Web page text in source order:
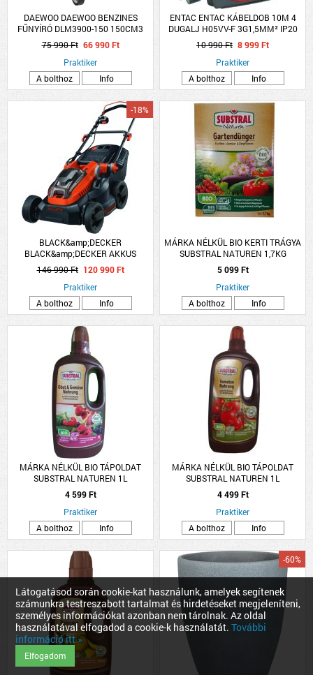
Látogatásod során cookie-kat használunk, amelyek segítenek
számunkra testreszabott tartalmat és hirdetéseket megjeleníteni,
személyes információkat azonban nem tárolnak. Az oldal
használatával elfogadod a cookie-k használatát. További
információ itt »
Elfogadom
DAEWOO DAEWOO BENZINES
FŰNYÍRÓ DLM3900-150 150CM3
39CM 35L
75 990 Ft 66 990 Ft
Praktiker
A bolthoz
Info
ENTAC ENTAC KÁBELDOB 10M 4
DUGALJ H05VV-F 3G1,5MM² IP20
10 990 Ft 8 999 Ft
Praktiker
A bolthoz
Info
BLACK&amp;DECKER
BLACK&amp;DECKER AKKUS
FŰNYÍRÓ CLM3820L1-QW 36V 38CM
35L AKKUVAL ÉS TÖLTŐVEL
-18%
146 990 Ft 120 990 Ft
Praktiker
A bolthoz
Info
MÁRKA NÉLKÜL BIO KERTI TRÁGYA
SUBSTRAL NATUREN 1,7KG
5 099 Ft
Praktiker
A bolthoz
Info
MÁRKA NÉLKÜL BIO TÁPOLDAT
SUBSTRAL NATUREN 1L
ZÖLDSÉGHEZ, GYÜMÖLCSHÖZ
4 599 Ft
Praktiker
A bolthoz
Info
MÁRKA NÉLKÜL BIO TÁPOLDAT
SUBSTRAL NATUREN 1L
PARADICSOMHOZ,
FŰSZERNÖVÉNYHEZ
4 499 Ft
Praktiker
A bolthoz
Info
-60%